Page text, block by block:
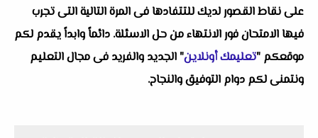
على نقاط القصور لديك للتتفادها فى المرة التالية التى تجرب
فيها الامتحان فور الانتهاء من حل الاسئلة. دائماً وابداً يقدم لكم
موقعكم "تعليمك أونلاين" الجديد والفريد فى مجال التعليم
ونتمنى لكم دوام التوفيق والنجاح.